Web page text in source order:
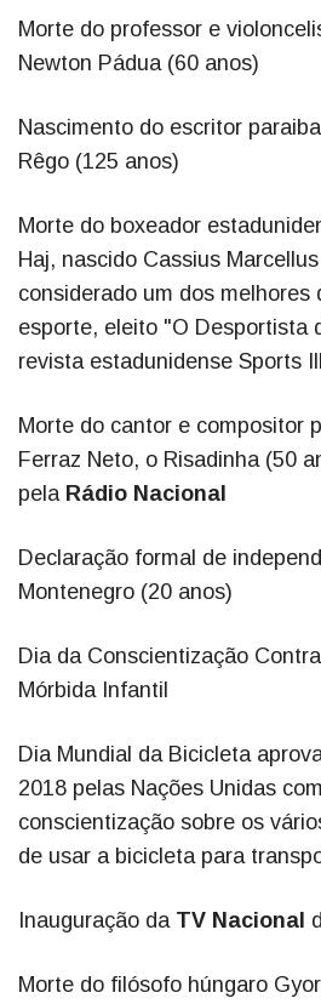
Morte do professor e
Newton Pádua (60 anos)
Nascimento do escritor
Rêgo (125 anos)
Morte do boxeador
Haj, nascido Cassius
considerado um dos melhores
esporte, eleito "O Desportista
revista estadunidense Sports
Morte do cantor e compositor
Ferraz Neto, o Risadinha (50
pela Rádio Nacional
Declaração formal de
Montenegro (20 anos)
Dia da Conscientização
Mórbida Infantil
Dia Mundial da Bicicleta
2018 pelas Nações Unidas
conscientização sobre os
de usar a bicicleta para
Inauguração da TV Nacional
Morte do filósofo húngaro